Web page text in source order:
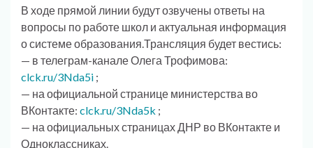
В ходе прямой линии будут озвучены ответы на
вопросы по работе школ и актуальная информация
о системе образования.Трансляция будет вестись:
— в телеграм-канале Олега Трофимова:
clck.ru/3Nda5i ;
— на официальной странице министерства во
ВКонтакте: clck.ru/3Nda5k ;
— на официальных страницах ДНР во ВКонтакте и
Одноклассниках.